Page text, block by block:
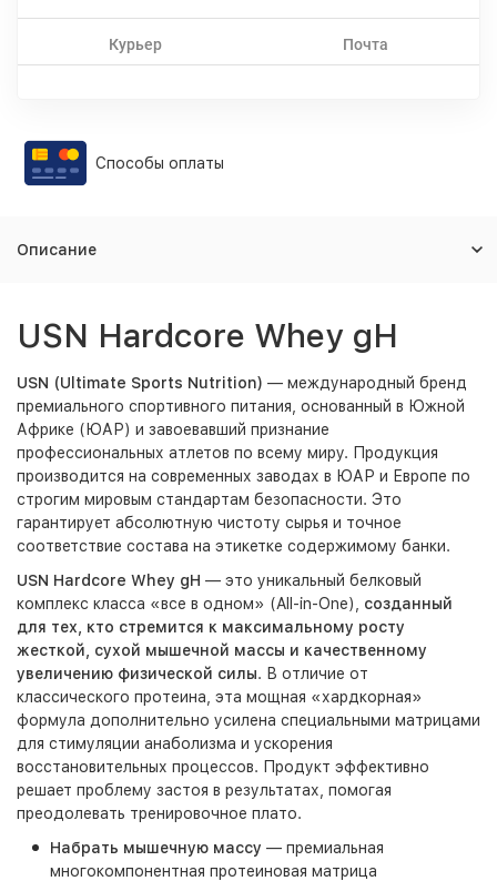
Курьер Почта
Способы оплаты
Описание
USN Hardcore Whey gH
USN (Ultimate Sports Nutrition) — международный бренд
премиального спортивного питания, основанный в Южной
Африке (ЮАР) и завоевавший признание
профессиональных атлетов по всему миру. Продукция
производится на современных заводах в ЮАР и Европе по
строгим мировым стандартам безопасности. Это
гарантирует абсолютную чистоту сырья и точное
соответствие состава на этикетке содержимому банки.
USN Hardcore Whey gH — это уникальный белковый
комплекс класса «все в одном» (All-in-One),
созданный
для тех, кто стремится к максимальному росту
жесткой, сухой мышечной массы и качественному
увеличению физической силы. В отличие от
классического протеина, эта мощная «хардкорная»
формула дополнительно усилена специальными матрицами
для стимуляции анаболизма и ускорения
восстановительных процессов. Продукт эффективно
решает проблему застоя в результатах, помогая
преодолевать тренировочное плато.
Набрать мышечную массу — премиальная
многокомпонентная протеиновая матрица